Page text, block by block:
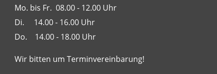
Mo. bis Fr. 08.00 - 12.00 Uhr
Di. 14.00 - 16.00 Uhr
Do. 14.00 - 18.00 Uhr
Wir bitten um Terminvereinbarung!